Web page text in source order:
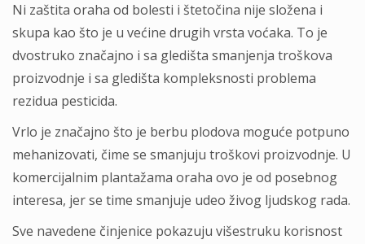
Ni zaštita oraha od bolesti i štetočina nije složena i
skupa kao što je u većine drugih vrsta voćaka. To je
dvostruko značajno i sa gledišta smanjenja troškova
proizvodnje i sa gledišta kompleksnosti problema
rezidua pesticida.
Vrlo je značajno što je berbu plodova moguće potpuno
mehanizovati, čime se smanjuju troškovi proizvodnje. U
komercijalnim plantažama oraha ovo je od posebnog
interesa, jer se time smanjuje udeo živog ljudskog rada.
Sve navedene činjenice pokazuju višestruku korisnost